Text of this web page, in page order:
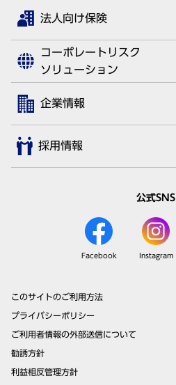
法人向け保険
コーポレートリスク
ソリューション
企業情報
採用情報
公式SNS
Facebook Instagram
このサイトのご利用方法
プライバシーポリシー
ご利用者情報の外部送信について
勧誘方針
利益相反管理方針